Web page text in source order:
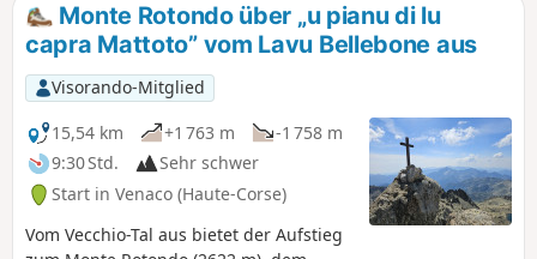
Monte Rotondo über „u pianu di lu
capra Mattoto” vom Lavu Bellebone aus
Visorando-Mitglied
15,54 km
+1 763 m
-1 758 m
9:30 Std.
Sehr schwer
Start in Venaco (Haute-Corse)
Vom Vecchio-Tal aus bietet der Aufstieg